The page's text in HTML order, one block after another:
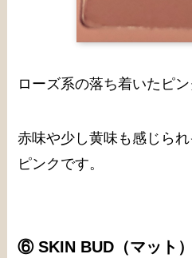
ローズ系の落ち着いたピン
赤味や少し黄味も感じら
ピンクです。
⑥ SKIN BUD （マット）